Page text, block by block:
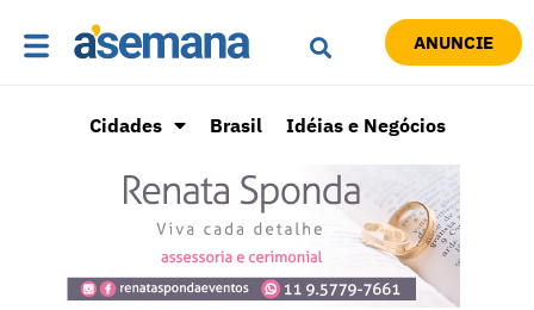
ANUNCIE
Cidades Brasil Idéias e Negócios